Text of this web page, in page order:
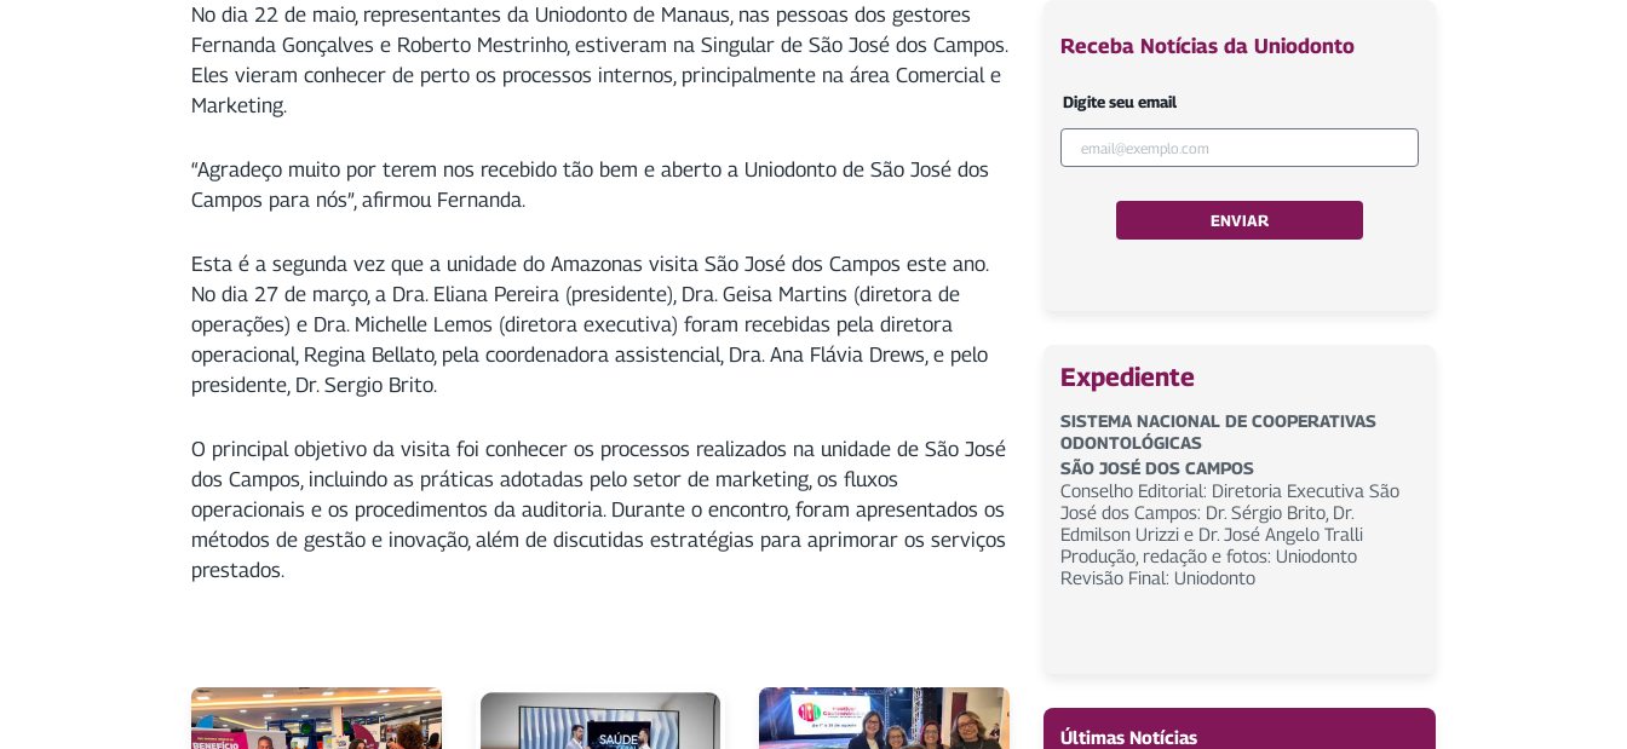
No dia 22 de maio, representantes da Uniodonto de Manaus, nas pessoas dos gestores
Fernanda Gonçalves e Roberto Mestrinho, estiveram na Singular de São José dos Campos.
Eles vieram conhecer de perto os processos internos, principalmente na área Comercial e
Marketing.
“Agradeço muito por terem nos recebido tão bem e aberto a Uniodonto de São José dos
Campos para nós”, afirmou Fernanda.
Esta é a segunda vez que a unidade do Amazonas visita São José dos Campos este ano.
No dia 27 de março, a Dra. Eliana Pereira (presidente), Dra. Geisa Martins (diretora de
operações) e Dra. Michelle Lemos (diretora executiva) foram recebidas pela diretora
operacional, Regina Bellato, pela coordenadora assistencial, Dra. Ana Flávia Drews, e pelo
presidente, Dr. Sergio Brito.
O principal objetivo da visita foi conhecer os processos realizados na unidade de São José
dos Campos, incluindo as práticas adotadas pelo setor de marketing, os fluxos
operacionais e os procedimentos da auditoria. Durante o encontro, foram apresentados os
métodos de gestão e inovação, além de discutidas estratégias para aprimorar os serviços
prestados.
Receba Notícias da Uniodonto
Digite seu email
ENVIAR
Expediente
SISTEMA NACIONAL DE COOPERATIVAS
ODONTOLÓGICAS
SÃO JOSÉ DOS CAMPOS
Conselho Editorial: Diretoria Executiva São
José dos Campos: Dr. Sérgio Brito, Dr.
Edmilson Urizzi e Dr. José Angelo Tralli
Produção, redação e fotos: Uniodonto
Revisão Final: Uniodonto
Últimas Notícias